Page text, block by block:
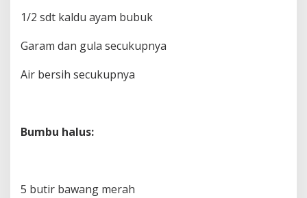
1/2 sdt kaldu ayam bubuk
Garam dan gula secukupnya
Air bersih secukupnya
Bumbu halus:
5 butir bawang merah